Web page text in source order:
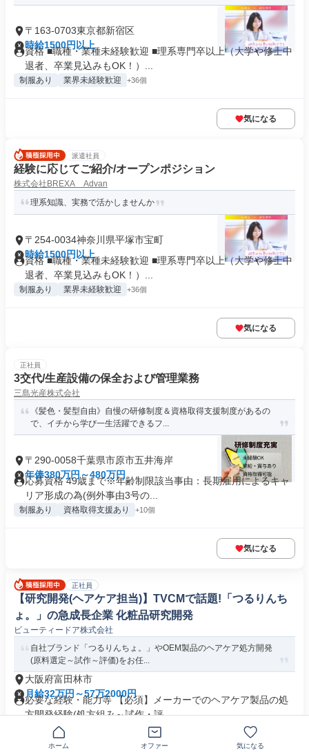
〒163-0703東京都新宿区
時給1500円以上
資格 ■職種・業種未経験歓迎 ■理系専門卒以上（大学や修士中
退者、卒業見込みもOK！）...
制服あり 業界未経験歓迎 +36個
気になる
派遣社員
経験に応じてご紹介/オープンポジション
株式会社BREXA Advan
理系知識、実務で活かしませんか
〒254-0034神奈川県平塚市宝町
時給1500円以上
資格 ■職種・業種未経験歓迎 ■理系専門卒以上（大学や修士中
退者、卒業見込みもOK！）...
制服あり 業界未経験歓迎 +36個
気になる
正社員
3交代/生産設備の保全および管理業務
三島光産株式会社
《髪色・髪型自由》自慢の研修制度＆資格取得支援制度があるの
で、イチから学び一生活躍できるフ...
〒290-0058千葉県市原市五井海岸
年俸380万円～480万円
応募資格 49歳まで※年齢制限該当事由：長期雇用によるキャ
リア形成の為(例外事由3号の...
制服あり 資格取得支援あり +10個
気になる
正社員
【研究開発(ヘアケア担当)】TVCMで話題!「つるりんち
ょ。」の急成長企業 化粧品研究開発
ビューティードア株式会社
自社ブランド「つるりんちょ。」やOEM製品のヘアケア処方開発
(原料選定～試作～評価)をお任...
大阪府富田林市
月給32万円～57万2000円
必要な経験・能力等 【必須】メーカーでのヘアケア製品の処
方開発経験(処方組み～試作・評...
業界未経験歓迎
ホーム オファー 気になる